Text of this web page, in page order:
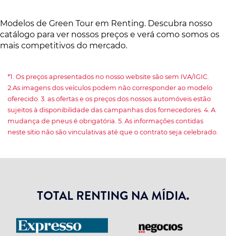
Modelos de Green Tour em Renting. Descubra nosso
catálogo para ver nossos preços e verá como somos os
mais competitivos do mercado.
*1. Os preços apresentados no nosso website são sem IVA/IGIC.
2.As imagens dos veículos podem não corresponder ao modelo
oferecido. 3. as ofertas e os preços dos nossos automóveis estão
sujeitos à disponibilidade das campanhas dos fornecedores. 4. A
mudança de pneus é obrigatória. 5. As informações contidas
neste sítio não são vinculativas até que o contrato seja celebrado.
TOTAL RENTING NA MÍDIA.